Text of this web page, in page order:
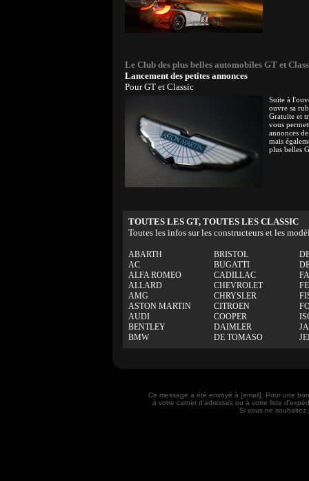
Le Club des plus belles automobiles GT et
Lancement des petites annonces
Pour GT et Classic
Suite à
ouvre sa
Gratuite et
vous
annonces
mais
plus belles
TOUTES LES GT, TOUTES LES CLASSIC
Toutes les infos sur les constructeurs et les
ABARTH
AC
ALFA ROMEO
ALLARD
AMG
ASTON MARTIN
AUDI
BENTLEY
BMW
BRISTOL
BUGATTI
CADILLAC
CHEVROLET
CHRYSLER
CITROEN
COOPER
DAIMLER
DE TOMASO
Ce message a été envoyé à [email]. Pour une
à votre carnet d'adresses ou à votre liste
Si vous ne souhaitez